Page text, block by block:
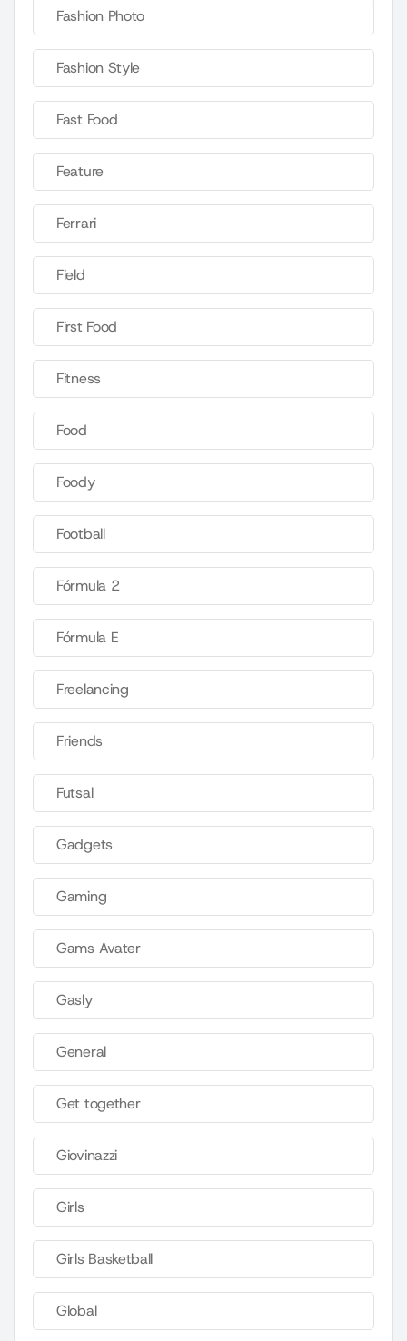
Fashion Photo
Fashion Style
Fast Food
Feature
Ferrari
Field
First Food
Fitness
Food
Foody
Football
Fórmula 2
Fórmula E
Freelancing
Friends
Futsal
Gadgets
Gaming
Gams Avater
Gasly
General
Get together
Giovinazzi
Girls
Girls Basketball
Global